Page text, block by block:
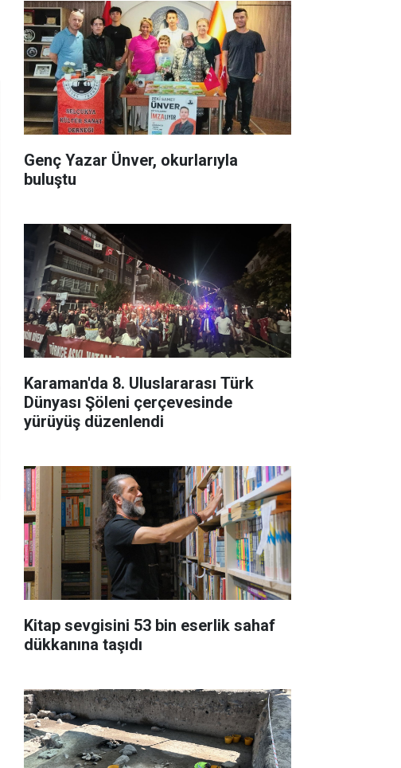
Genç Yazar Ünver, okurlarıyla
buluştu
Karaman'da 8. Uluslararası Türk
Dünyası Şöleni çerçevesinde
yürüyüş düzenlendi
Kitap sevgisini 53 bin eserlik sahaf
dükkanına taşıdı